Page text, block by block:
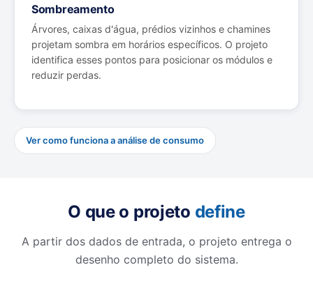
Sombreamento
Árvores, caixas d'água, prédios vizinhos e chamines
projetam sombra em horários específicos. O projeto
identifica esses pontos para posicionar os módulos e
reduzir perdas.
Ver como funciona a análise de consumo
O que o projeto define
A partir dos dados de entrada, o projeto entrega o
desenho completo do sistema.